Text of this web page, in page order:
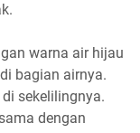
warna air hijau
bagian airnya.
sekelilingnya.
dengan